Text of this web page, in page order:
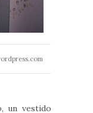
un vestido